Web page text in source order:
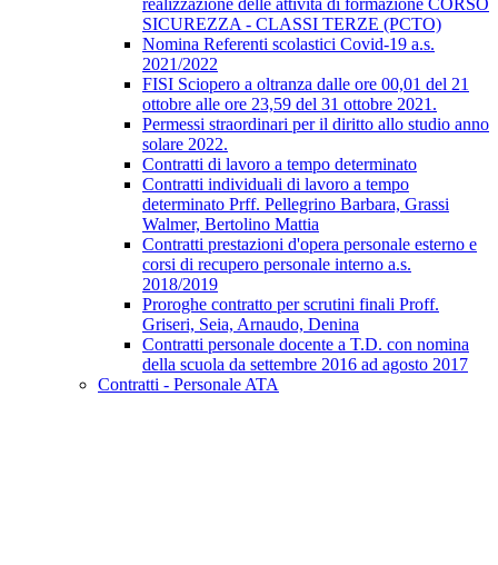
realizzazione delle attività di formazione CORSO
SICUREZZA - CLASSI TERZE (PCTO)
Nomina Referenti scolastici Covid-19 a.s.
2021/2022
FISI Sciopero a oltranza dalle ore 00,01 del 21
ottobre alle ore 23,59 del 31 ottobre 2021.
Permessi straordinari per il diritto allo studio anno
solare 2022.
Contratti di lavoro a tempo determinato
Contratti individuali di lavoro a tempo
determinato Prff. Pellegrino Barbara, Grassi
Walmer, Bertolino Mattia
Contratti prestazioni d'opera personale esterno e
corsi di recupero personale interno a.s.
2018/2019
Proroghe contratto per scrutini finali Proff.
Griseri, Seia, Arnaudo, Denina
Contratti personale docente a T.D. con nomina
della scuola da settembre 2016 ad agosto 2017
Contratti - Personale ATA